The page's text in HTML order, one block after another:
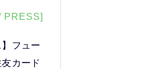
PRESS]
】フュー
カード